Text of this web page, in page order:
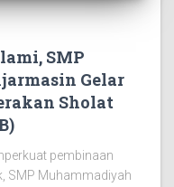
SMP
Gelar
Sholat
pembinaan
SMP Muhammadiyah